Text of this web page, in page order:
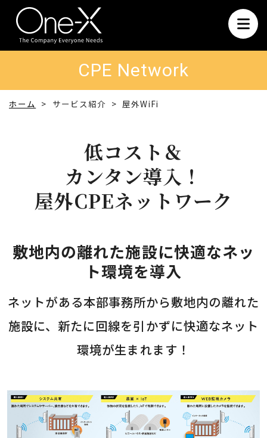
CPE Network
ホーム サービス紹介 屋外WiFi
低コスト＆
カンタン導入！
屋外CPEネットワーク
敷地内の離れた施設に快適なネッ
ト環境を導入
ネットがある本部事務所から敷地内の離れた
施設に、新たに回線を引かずに快適なネット
環境が生まれます！